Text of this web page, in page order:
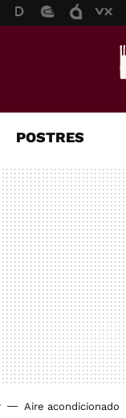
POSTRES
Aire acondicionado